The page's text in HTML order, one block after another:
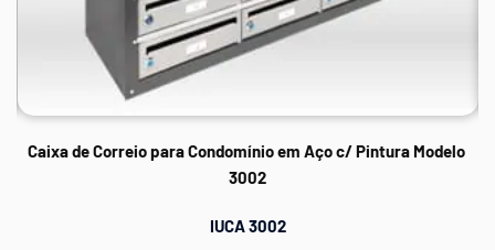
Caixa de Correio para Condomínio em Aço c/ Pintura Modelo
3002
IUCA 3002